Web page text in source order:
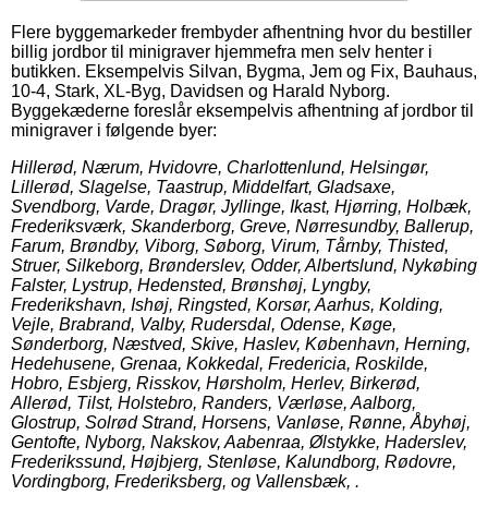
Flere byggemarkeder frembyder afhentning hvor du bestiller
billig jordbor til minigraver hjemmefra men selv henter i
butikken. Eksempelvis Silvan, Bygma, Jem og Fix, Bauhaus,
10-4, Stark, XL-Byg, Davidsen og Harald Nyborg.
Byggekæderne foreslår eksempelvis afhentning af jordbor til
minigraver i følgende byer:
Hillerød, Nærum, Hvidovre, Charlottenlund, Helsingør,
Lillerød, Slagelse, Taastrup, Middelfart, Gladsaxe,
Svendborg, Varde, Dragør, Jyllinge, Ikast, Hjørring, Holbæk,
Frederiksværk, Skanderborg, Greve, Nørresundby, Ballerup,
Farum, Brøndby, Viborg, Søborg, Virum, Tårnby, Thisted,
Struer, Silkeborg, Brønderslev, Odder, Albertslund, Nykøbing
Falster, Lystrup, Hedensted, Brønshøj, Lyngby,
Frederikshavn, Ishøj, Ringsted, Korsør, Aarhus, Kolding,
Vejle, Brabrand, Valby, Rudersdal, Odense, Køge,
Sønderborg, Næstved, Skive, Haslev, København, Herning,
Hedehusene, Grenaa, Kokkedal, Fredericia, Roskilde,
Hobro, Esbjerg, Risskov, Hørsholm, Herlev, Birkerød,
Allerød, Tilst, Holstebro, Randers, Værløse, Aalborg,
Glostrup, Solrød Strand, Horsens, Vanløse, Rønne, Åbyhøj,
Gentofte, Nyborg, Nakskov, Aabenraa, Ølstykke, Haderslev,
Frederikssund, Højbjerg, Stenløse, Kalundborg, Rødovre,
Vordingborg, Frederiksberg, og Vallensbæk, .